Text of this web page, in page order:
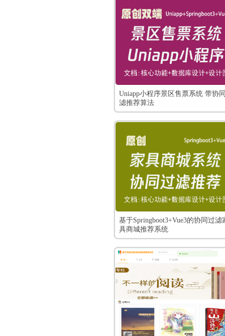
Uniapp小程序景区售票系统 带协
滤推荐算法
基于Springboot3+Vue3的协同过滤
具商城推荐系统